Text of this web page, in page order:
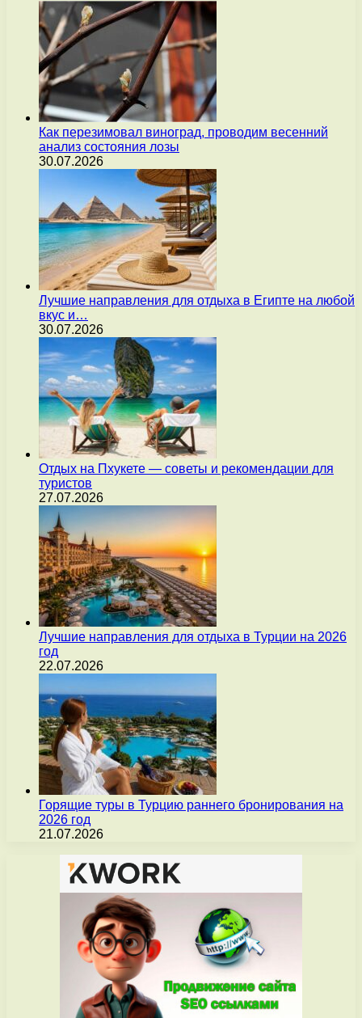
Как перезимовал виноград, проводим весенний
анализ состояния лозы
30.07.2026
Лучшие направления для отдыха в Египте на любой
вкус и…
30.07.2026
Отдых на Пхукете — советы и рекомендации для
туристов
27.07.2026
Лучшие направления для отдыха в Турции на 2026
год
22.07.2026
Горящие туры в Турцию раннего бронирования на
2026 год
21.07.2026